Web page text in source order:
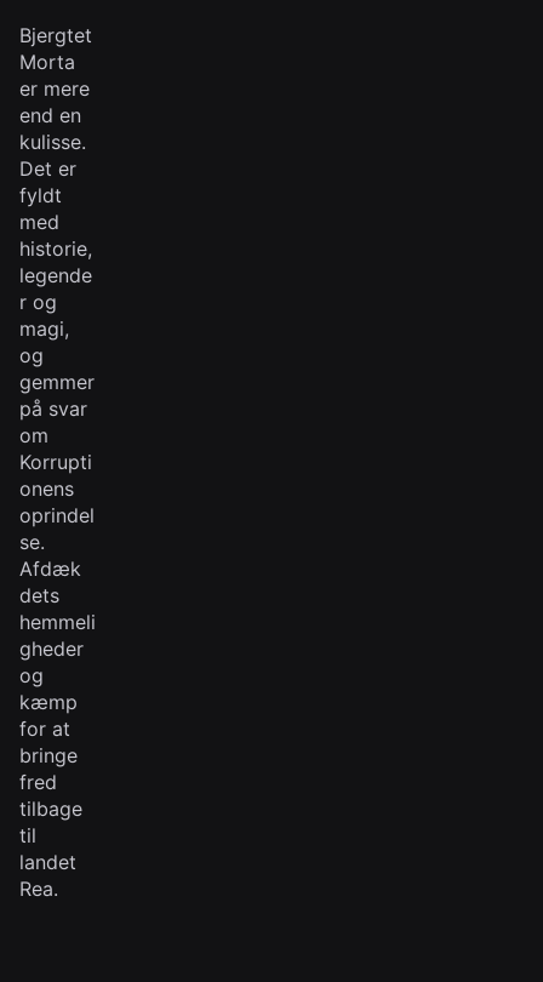
Bjergtet
Morta
er mere
end en
kulisse.
Det er
fyldt
med
historie,
legende
r og
magi,
og
gemmer
på svar
om
Korrupti
onens
oprindel
se.
Afdæk
dets
hemmeli
gheder
og
kæmp
for at
bringe
fred
tilbage
til
landet
Rea.